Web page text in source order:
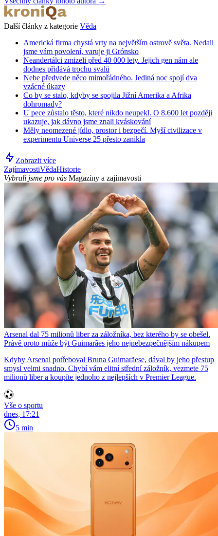
Další články z kategorie Věda
Americká firma chystá vrty na největším ostrově světa. Nedali
jsme vám povolení, varuje ji Grónsko
Neandertálci zmizeli před 40 000 lety. Jejich gen nám ale
dodnes přidává trochu svalů
Nebe předvede něco mimořádného. Jediná noc spojí dva
vzácné úkazy
Co by se stalo, kdyby se spojila Jižní Amerika a Afrika
dohromady?
U pece zůstalo těsto, které nikdo neupekl. O 8.600 let později
ukazuje, jak dávno jsme znali kváskování
Měly neomezené jídlo, prostor i bezpečí. Myší civilizace v
experimentu Universe 25 přesto zanikla
Zobrazit více
ZajímavostiVědaHistorie
Vybrali jsme pro vás Magazíny a zajímavosti
Arsenal dal 75 milionů liber za záložníka, bez kterého by se obešel.
Právě proto může být Guimarães jeho nejnebezpečnějším nákupem
Kdyby Arsenal potřeboval Bruna Guimarãese, dával by jeho přestup
smysl velmi snadno. Chybí vám elitní střední záložník, vezmete 75
milionů liber a koupíte jednoho z nejlepších v Premier League.
Vše o sportu
dnes, 17:21
5 min